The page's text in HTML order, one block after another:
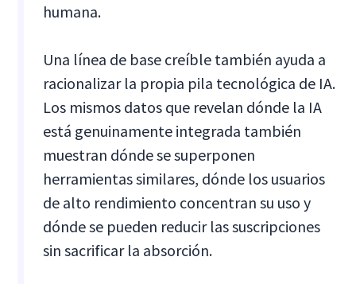
humana.
Una línea de base creíble también ayuda a
racionalizar la propia pila tecnológica de IA.
Los mismos datos que revelan dónde la IA
está genuinamente integrada también
muestran dónde se superponen
herramientas similares, dónde los usuarios
de alto rendimiento concentran su uso y
dónde se pueden reducir las suscripciones
sin sacrificar la absorción.